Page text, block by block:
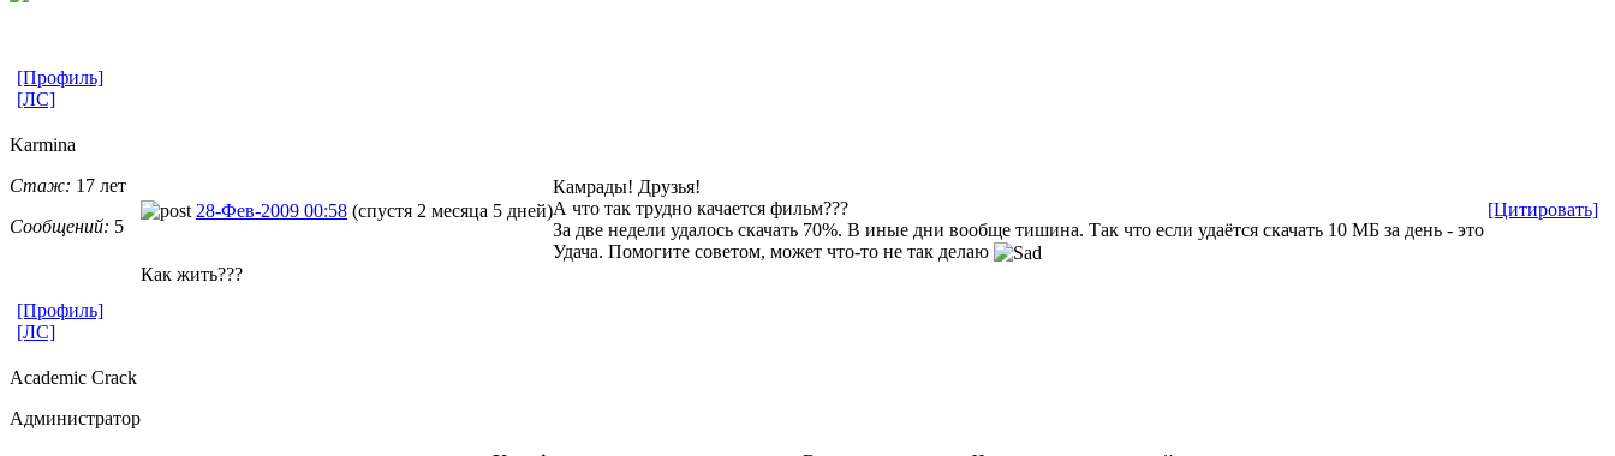
[Профиль]
[ЛС]
Karmina
Стаж: 17 лет
Сообщений: 5
28-Фев-2009 00:58 (спустя 2 месяца 5 дней) [Цитировать]
Камрады! Друзья!
А что так трудно качается фильм???
За две недели удалось скачать 70%. В иные дни вообще тишина. Так что если удаётся скачать 10 МБ за день - это
Удача. Помогите советом, может что-то не так делаю
Как жить???
[Профиль]
[ЛС]
Academic Crack
Администратор